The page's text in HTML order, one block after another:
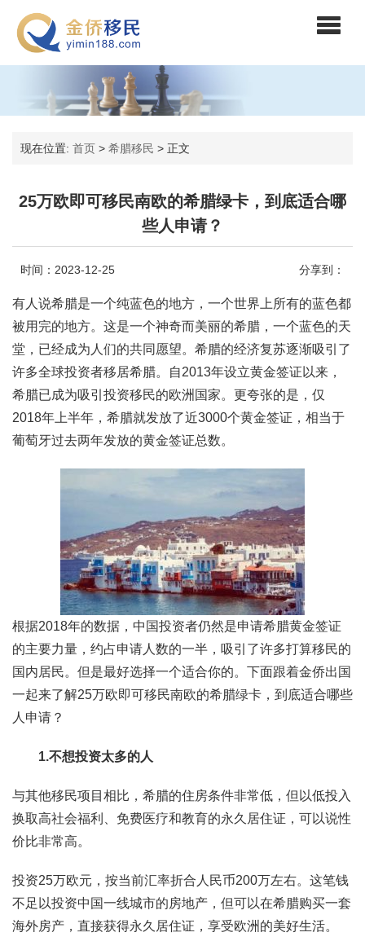
现在位置: 首页 > 希腊移民 > 正文
25万欧即可移民南欧的希腊绿卡，到底适合哪
些人申请？
时间：2023-12-25 分享到：
有人说希腊是一个纯蓝色的地方，一个世界上所有的蓝色都
被用完的地方。这是一个神奇而美丽的希腊，一个蓝色的天
堂，已经成为人们的共同愿望。希腊的经济复苏逐渐吸引了
许多全球投资者移居希腊。自2013年设立黄金签证以来，
希腊已成为吸引投资移民的欧洲国家。更夸张的是，仅
2018年上半年，希腊就发放了近3000个黄金签证，相当于
葡萄牙过去两年发放的黄金签证总数。
根据2018年的数据，中国投资者仍然是申请希腊黄金签证
的主要力量，约占申请人数的一半，吸引了许多打算移民的
国内居民。但是最好选择一个适合你的。下面跟着金侨出国
一起来了解25万欧即可移民南欧的希腊绿卡，到底适合哪些
人申请？
1.不想投资太多的人
与其他移民项目相比，希腊的住房条件非常低，但以低投入
换取高社会福利、免费医疗和教育的永久居住证，可以说性
价比非常高。
投资25万欧元，按当前汇率折合人民币200万左右。这笔钱
不足以投资中国一线城市的房地产，但可以在希腊购买一套
海外房产，直接获得永久居住证，享受欧洲的美好生活。